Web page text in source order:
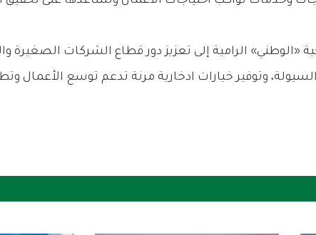
الرامية إلى تعزيز دور قطاع الشركات الصغيرة
وتوفير خيارات ادخارية مرنة تدعم توسع الأعمال